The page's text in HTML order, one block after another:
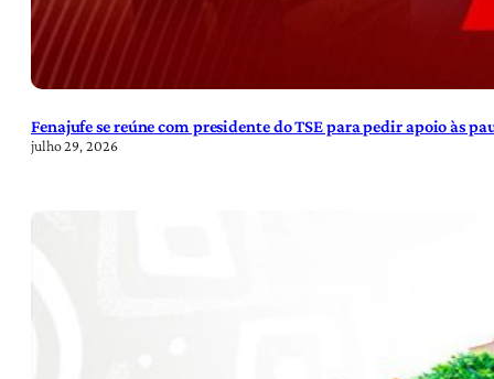
Fenajufe se reúne com presidente do TSE para pedir apoio às
julho 29, 2026